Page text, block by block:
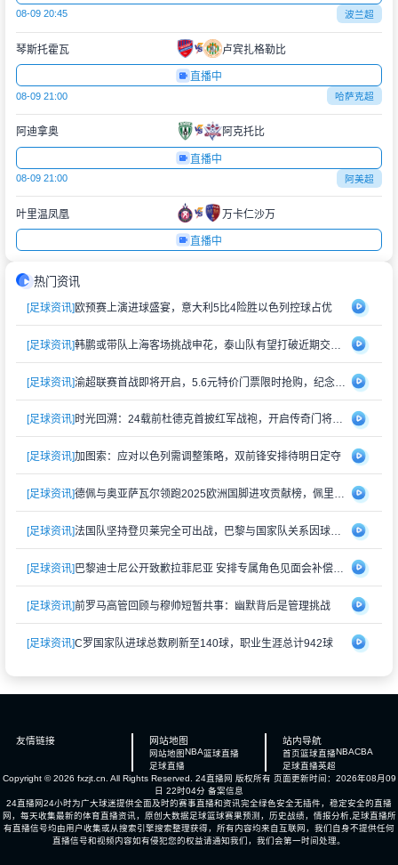
08-09 20:45 波兰超
琴斯托霍瓦 卢宾扎格勒比
直播中
08-09 21:00 哈萨克超
阿迪拿奥 阿克托比
直播中
08-09 21:00 阿美超
叶里温凤凰 万卡仁沙万
直播中
热门资讯
[足球资讯]欧预赛上演进球盛宴，意大利5比4险胜以色列控球占优
[足球资讯]
[足球资讯] 渝超联赛首战即将开启，5.6元特价门票限时抢购，纪念礼品同步赠送
[足球资讯] 时光回溯：24载前杜德克首披红军战袍，开启传奇门将生涯
[足球资讯]加图索：应对以色列需调整策略，双前锋安排待明日定夺
[足球资讯] 德佩与奥亚萨瓦尔领跑2025欧洲国脚进攻贡献榜，佩里西奇紧随其后
[足球资讯] 法国队坚持登贝莱完全可出战，巴黎与国家队关系因球员伤情再度紧张
[足球资讯] 巴黎迪士尼公开致歉拉菲尼亚 安排专属角色见面会补偿受冷落经历
[足球资讯]前罗马高管回顾与穆帅短暂共事：幽默背后是管理挑战
[足球资讯]C罗国家队进球总数刷新至140球，职业生涯总计942球
友情链接 网站地图
网站地图 NBA篮球直播
足球直播
站内导航
首页篮球直播NBACBA
足球直播英超
Copyright © 2026 fxzjt.cn. All Rights Reserved. 24直播网 版权所有 页面更新时间：2026年08月09
日 22时04分 备案信息
24直播网24小时为广大球迷提供全面及时的赛事直播和资讯完全绿色安全无插件，稳定安全的直播
网，每天收集最新的体育直播资讯，原创大数据足球篮球赛果预测，历史战绩，情报分析,足球直播所
有直播信号均由用户收集或从搜索引擎搜索整理获得，所有内容均来自互联网，我们自身不提供任何
直播信号和视频内容如有侵犯您的权益请通知我们，我们会第一时间处理。